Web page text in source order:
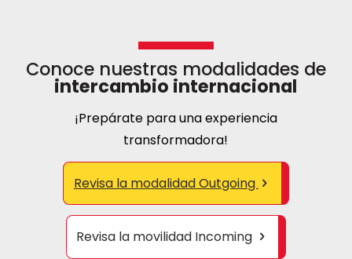
Conoce nuestras modalidades de
intercambio internacional
¡Prepárate para una experiencia
transformadora!
Revisa la modalidad Outgoing
Revisa la movilidad Incoming